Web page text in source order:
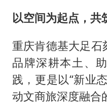
以空间为起点，共
重庆肯德基大足石
品牌深耕本土、
践，更是以“新业
动文商旅深度融合